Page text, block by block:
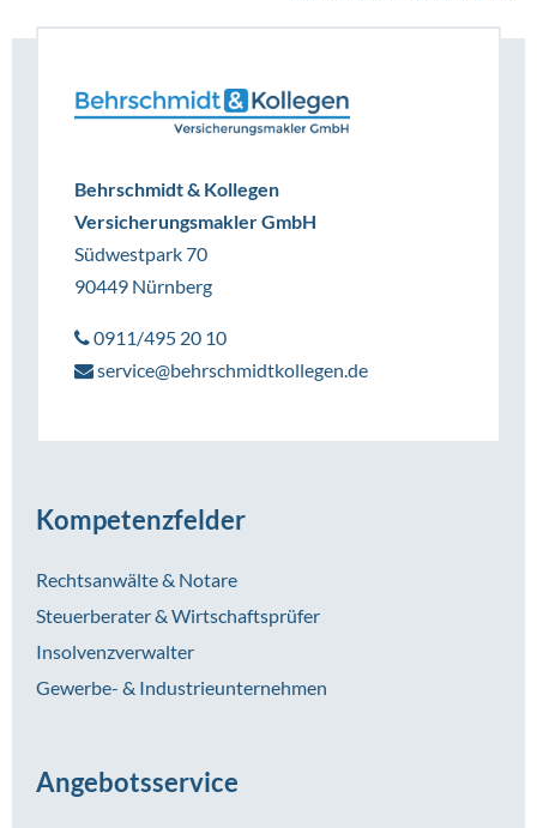
Behrschmidt & Kollegen
Versicherungsmakler GmbH
Südwestpark 70
90449 Nürnberg
0911/495 20 10
service@behrschmidtkollegen.de
Kompetenzfelder
Rechtsanwälte & Notare
Steuerberater & Wirtschaftsprüfer
Insolvenzverwalter
Gewerbe- & Industrieunternehmen
Angebotsservice